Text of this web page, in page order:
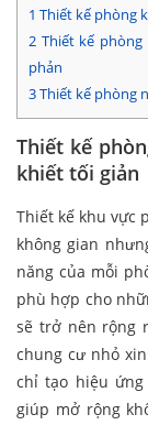
1 Thiết kế phòng
2 Thiết kế
phản
3Thiết kế phòng
Thiết kế
khiết tối giản
Thiết kế khu vực
không gian
năng của mỗi
phù hợp cho
sẽ trở nên rộng
chung cư nhỏ
chỉ tạo hiệu
giúp mở rộng